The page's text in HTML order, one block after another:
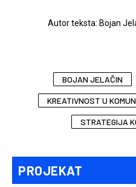
PROJEKAT
Autor teksta: Bojan
BOJAN JELAČIN
KREATIVNOST U
STRATEGIJA